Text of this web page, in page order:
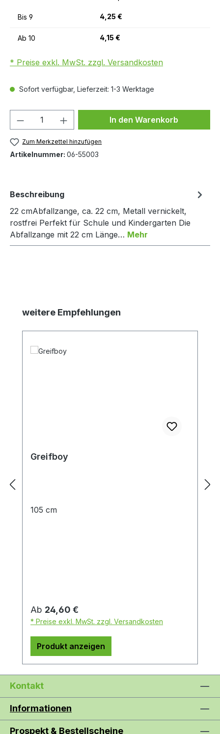
Bis 9 4,25 €
Ab 10 4,15 €
* Preise exkl. MwSt. zzgl. Versandkosten
Sofort verfügbar, Lieferzeit: 1-3 Werktage
Produkt Anzahl: Gib denIn den Warenkorb
Zum Merkzettel hinzufügen
Artikelnummer: 06-55003
Beschreibung
22 cmAbfallzange, ca. 22 cm, Metall vernickelt,
rostfrei Perfekt für Schule und Kindergarten Die
Abfallzange mit 22 cm Länge… Mehr
Produktgalerie überspringen
weitere Empfehlungen
Greifboy
105 cm
Regulärer Preis:
Ab 24,60 €
* Preise exkl. MwSt. zzgl. Versandkosten
Produkt anzeigen
Kontakt
Informationen
Prospekt & Bestellscheine